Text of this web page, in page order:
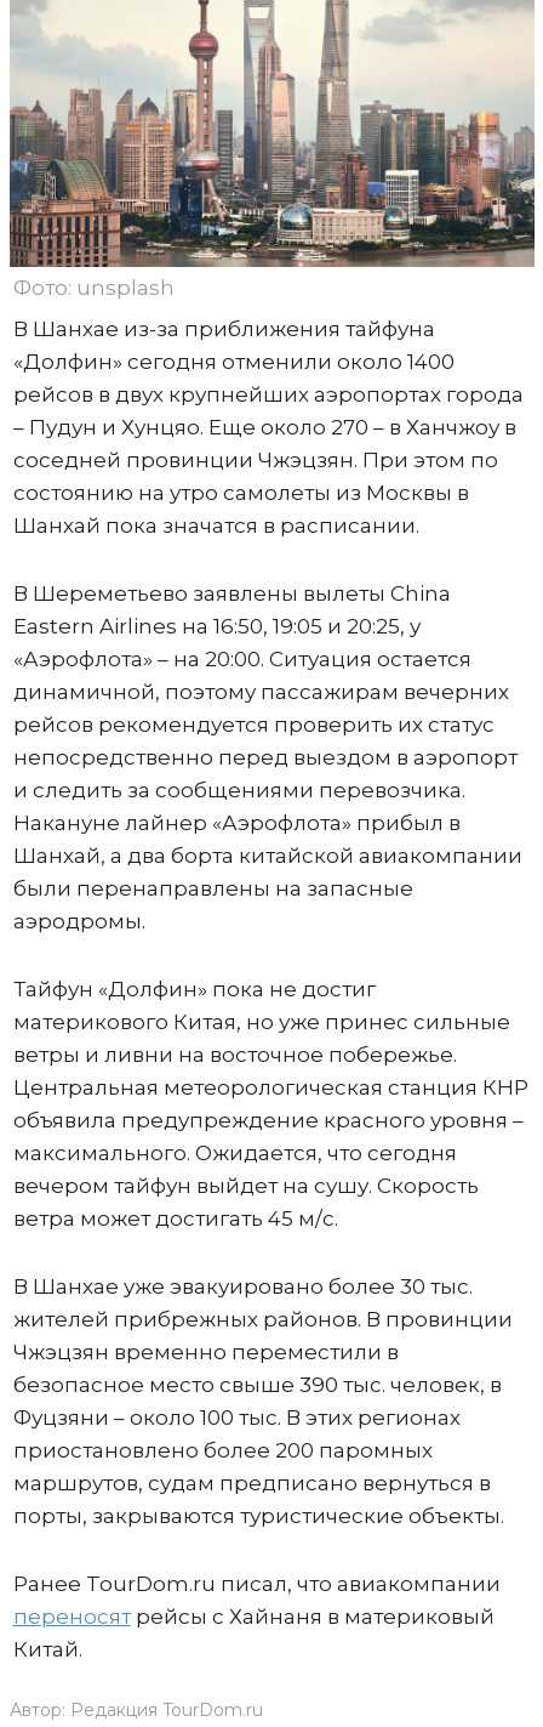
Фото: unsplash
В Шанхае из-за приближения тайфуна
«Долфин» сегодня отменили около 1400
рейсов в двух крупнейших аэропортах города
– Пудун и Хунцяо. Еще около 270 – в Ханчжоу в
соседней провинции Чжэцзян. При этом по
состоянию на утро самолеты из Москвы в
Шанхай пока значатся в расписании.
В Шереметьево заявлены вылеты China
Eastern Airlines на 16:50, 19:05 и 20:25, у
«Аэрофлота» – на 20:00. Ситуация остается
динамичной, поэтому пассажирам вечерних
рейсов рекомендуется проверить их статус
непосредственно перед выездом в аэропорт
и следить за сообщениями перевозчика.
Накануне лайнер «Аэрофлота» прибыл в
Шанхай, а два борта китайской авиакомпании
были перенаправлены на запасные
аэродромы.
Тайфун «Долфин» пока не достиг
материкового Китая, но уже принес сильные
ветры и ливни на восточное побережье.
Центральная метеорологическая станция КНР
объявила предупреждение красного уровня –
максимального. Ожидается, что сегодня
вечером тайфун выйдет на сушу. Скорость
ветра может достигать 45 м/с.
В Шанхае уже эвакуировано более 30 тыс.
жителей прибрежных районов. В провинции
Чжэцзян временно переместили в
безопасное место свыше 390 тыс. человек, в
Фуцзяни – около 100 тыс. В этих регионах
приостановлено более 200 паромных
маршрутов, судам предписано вернуться в
порты, закрываются туристические объекты.
Ранее TourDom.ru писал, что авиакомпании
переносятрейсы с Хайнаня в материковый
Китай.
Автор: Редакция TourDom.ru